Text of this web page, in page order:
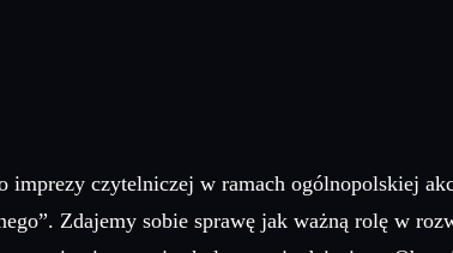
czytelniczej w ramach ogólnopolskiej
Zdajemy sobie sprawę jak ważną rolę w